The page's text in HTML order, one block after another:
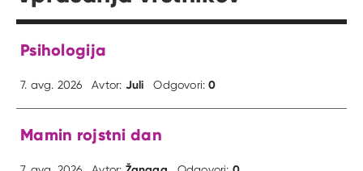
Psihologija
7. avg. 2026 Avtor: Juli Odgovori:0
Mamin rojstni dan